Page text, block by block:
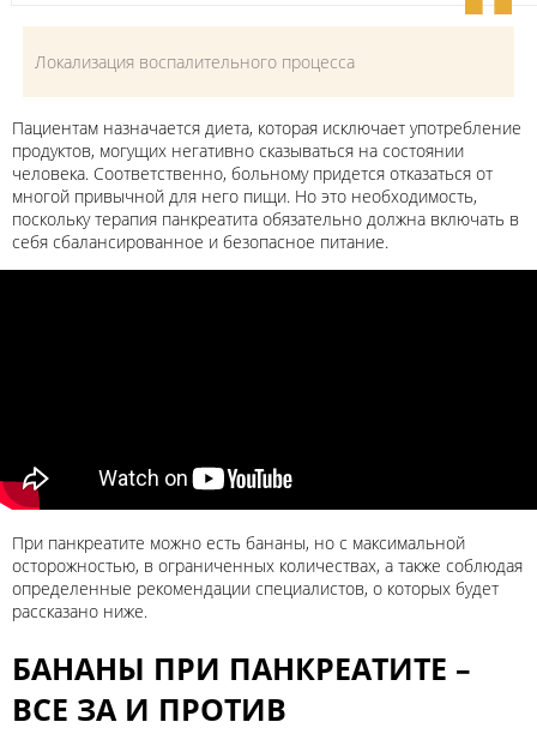
Локализация воспалительного процесса
Пациентам назначается диета, которая исключает употребление
продуктов, могущих негативно сказываться на состоянии
человека. Соответственно, больному придется отказаться от
многой привычной для него пищи. Но это необходимость,
поскольку терапия панкреатита обязательно должна включать в
себя сбалансированное и безопасное питание.
При панкреатите можно есть бананы, но с максимальной
осторожностью, в ограниченных количествах, а также соблюдая
определенные рекомендации специалистов, о которых будет
рассказано ниже.
БАНАНЫ ПРИ ПАНКРЕАТИТЕ –
ВСЕ ЗА И ПРОТИВ